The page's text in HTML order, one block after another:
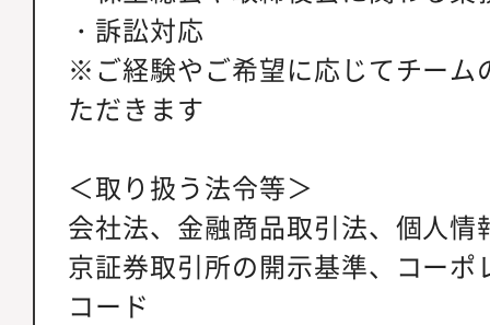
・訴訟対応
※ご経験やご希望に応じてチーム
ただきます
＜取り扱う法令等＞
会社法、金融商品取引法、個人
京証券取引所の開示基準、コー
コード